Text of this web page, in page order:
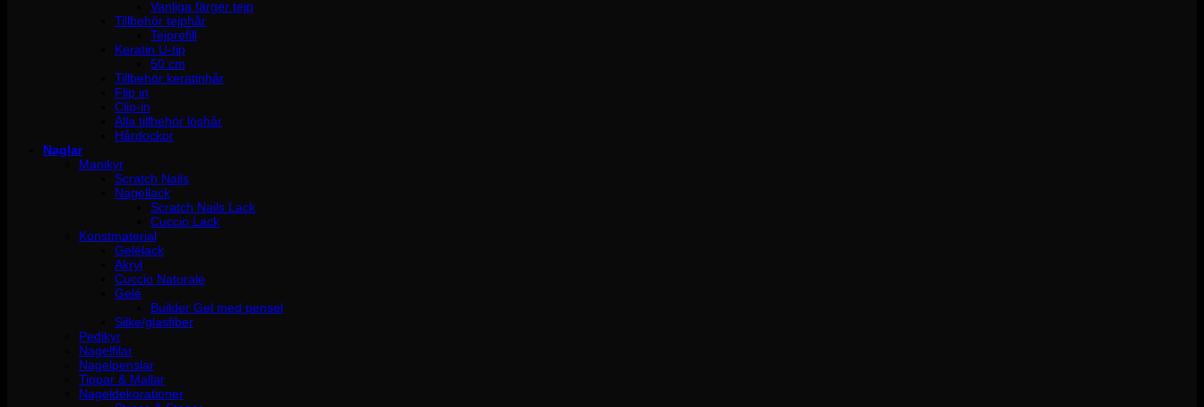
Vanliga färger tejp
Tillbehör tejphår
Tejprefill
Keratin U-tip
50 cm
Tillbehör keratinhår
Flip in
Clip-in
Alla tillbehör löshår
Hårdockor
Naglar
Manikyr
Scratch Nails
Nagellack
Scratch Nails Lack
Cuccio Lack
Konstmaterial
Gelélack
Akryl
Cuccio Naturale
Gelé
Builder Gel med pensel
Silke/glasfiber
Pedikyr
Nagelfilar
Nagelpenslar
Tippar & Mallar
Nageldekorationer